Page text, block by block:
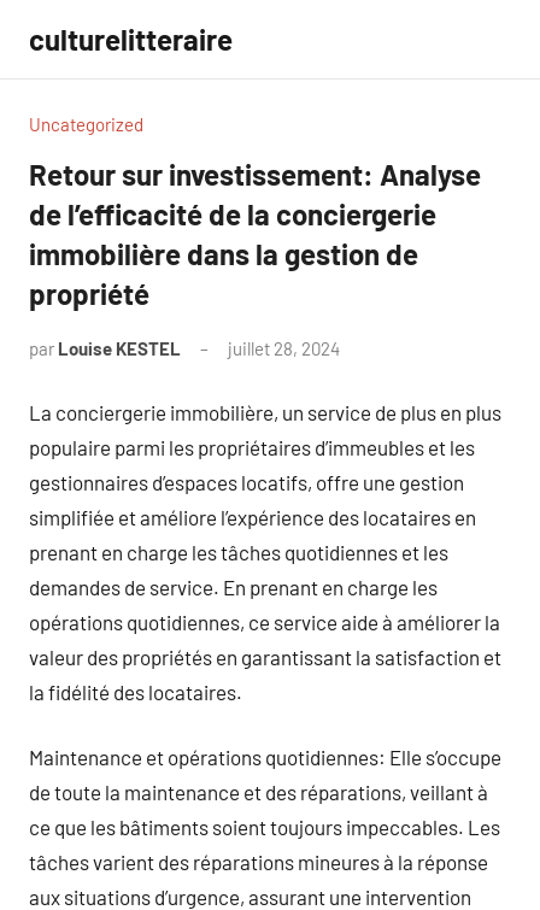
contenu
culturelitteraire
Uncategorized
Retour sur investissement: Analyse
de l’efficacité de la conciergerie
immobilière dans la gestion de
propriété
par Louise KESTEL juillet 28, 2024
La conciergerie immobilière, un service de plus en plus
populaire parmi les propriétaires d’immeubles et les
gestionnaires d’espaces locatifs, offre une gestion
simplifiée et améliore l’expérience des locataires en
prenant en charge les tâches quotidiennes et les
demandes de service. En prenant en charge les
opérations quotidiennes, ce service aide à améliorer la
valeur des propriétés en garantissant la satisfaction et
la fidélité des locataires.
Maintenance et opérations quotidiennes: Elle s’occupe
de toute la maintenance et des réparations, veillant à
ce que les bâtiments soient toujours impeccables. Les
tâches varient des réparations mineures à la réponse
aux situations d’urgence, assurant une intervention